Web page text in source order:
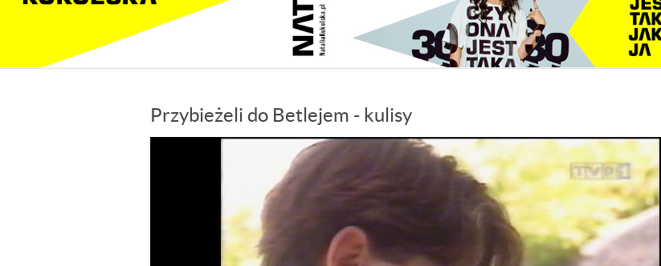
Przybieżeli do Betlejem - kulisy